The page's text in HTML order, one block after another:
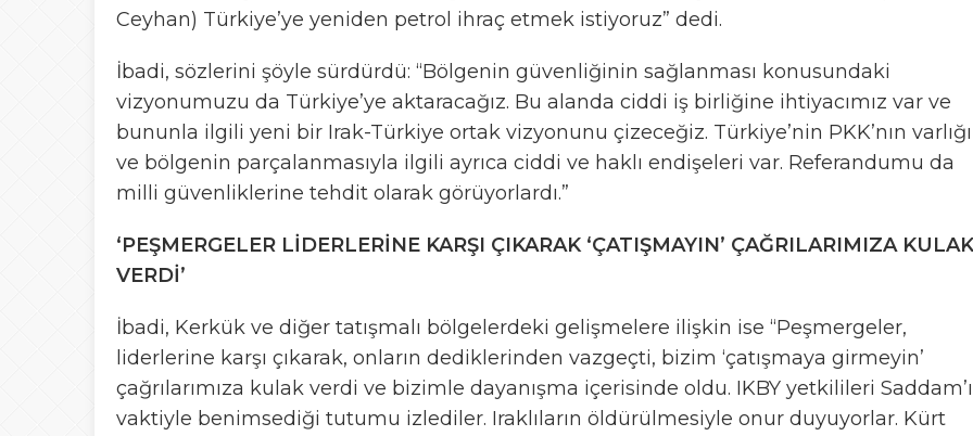
Ceyhan) Türkiye’ye yeniden petrol ihraç etmek istiyoruz” dedi.
İbadi, sözlerini şöyle sürdürdü: “Bölgenin güvenliğinin sağlanması konusundaki
vizyonumuzu da Türkiye’ye aktaracağız. Bu alanda ciddi iş birliğine ihtiyacımız var ve
bununla ilgili yeni bir Irak-Türkiye ortak vizyonunu çizeceğiz. Türkiye’nin PKK’nın varlığı
ve bölgenin parçalanmasıyla ilgili ayrıca ciddi ve haklı endişeleri var. Referandumu da
milli güvenliklerine tehdit olarak görüyorlardı.”
‘PEŞMERGELER LİDERLERİNE KARŞI ÇIKARAK ‘ÇATIŞMAYIN’ ÇAĞRILARIMIZA KULAK
VERDİ’
İbadi, Kerkük ve diğer tatışmalı bölgelerdeki gelişmelere ilişkin ise “Peşmergeler,
liderlerine karşı çıkarak, onların dediklerinden vazgeçti, bizim ‘çatışmaya girmeyin’
çağrılarımıza kulak verdi ve bizimle dayanışma içerisinde oldu. IKBY yetkilileri
vaktiyle benimsediği tutumu izlediler. Iraklıların öldürülmesiyle onur duyuyorlar. Kürt